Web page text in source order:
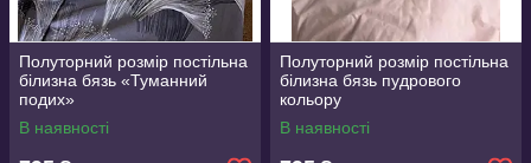
Полуторний розмір постільна
білизна бязь «Туманний
подих»
В наявності
Полуторний розмір постільна
білизна бязь пудрового
кольору
В наявності